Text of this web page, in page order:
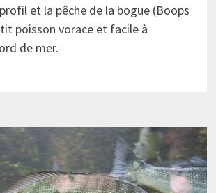
et la pêche de la bogue (Boops
poisson vorace et facile à
de mer.